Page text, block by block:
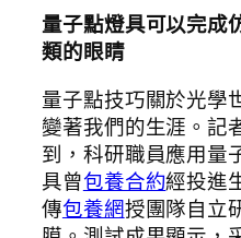
量子點燈具可以完成
類的眼睛
量子點技巧關於光學
變著我們的生涯。記
到，科研職員應用量
具曾包養合約經投進
傳包養網授團隊自立